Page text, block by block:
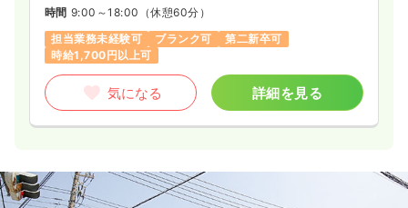
時間 9:00～18:00 （休憩60分）
担当業務未経験可
ブランク可
第二新卒可
時給1,700円以上可
気になる 詳細を見る